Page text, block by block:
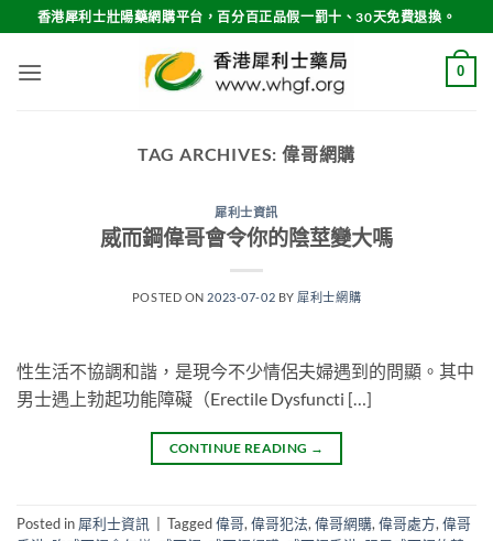
to
content
香港犀利士壯陽藥網購平台，百分百正品假一罰十、30天免費退換。
0
TAG ARCHIVES: 偉哥網購
犀利士資訊
威而鋼偉哥會令你的陰莖變大嗎
POSTED ON 2023-07-02 BY 犀利士網購
性生活不協調和諧，是現今不少情侶夫婦遇到的問顯。其中
男士遇上勃起功能障礙（Erectile Dysfuncti […]
CONTINUE READING →
Posted in 犀利士資訊 Tagged偉哥, 偉哥犯法, 偉哥網購, 偉哥處方, 偉哥